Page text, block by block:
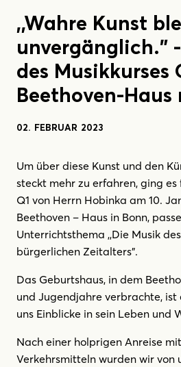
,,Wahre Kunst
unvergänglich.”
des Musikkurses
Beethoven-Haus
02. FEBRUAR 2023
Um über diese Kunst und den
steckt mehr zu erfahren, ging
Q1 von Herrn Hobinka am 10.
Beethoven – Haus in Bonn,
Unterrichtsthema ,,Die Musik
bürgerlichen Zeitalters”.
Das Geburtshaus, in dem
und Jugendjahre verbrachte, ist
uns Einblicke in sein Leben und
Nach einer holprigen Anreise
Verkehrsmitteln wurden wir von